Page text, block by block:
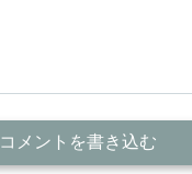
コメントを書き込む